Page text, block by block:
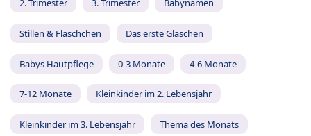
2. Trimester 3. Trimester Babynamen
Stillen & Fläschchen Das erste Gläschen
Babys Hautpflege 0-3 Monate 4-6 Monate
7-12 Monate Kleinkinder im 2. Lebensjahr
Kleinkinder im 3. Lebensjahr Thema des Monats